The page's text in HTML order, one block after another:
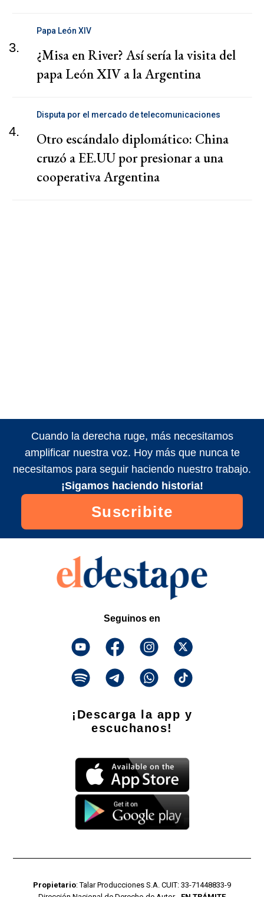
3.
Papa León XIV
¿Misa en River? Así sería la visita del
papa León XIV a la Argentina
4.
Disputa por el mercado de telecomunicaciones
Otro escándalo diplomático: China
cruzó a EE.UU por presionar a una
cooperativa Argentina
Cuando la derecha ruge, más necesitamos
amplificar nuestra voz. Hoy más que nunca te
necesitamos para seguir haciendo nuestro trabajo.
¡Sigamos haciendo historia!
Suscribite
Seguinos en
¡Descarga la app y
escuchanos!
Propietario: Talar Producciones S.A. CUIT: 33-71448833-9